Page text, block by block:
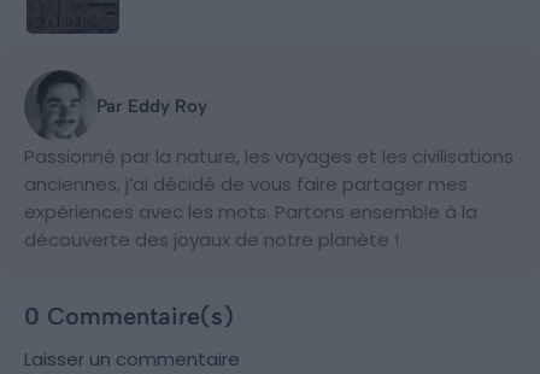
Par Eddy Roy
Passionné par la nature, les voyages et les civilisations
anciennes, j’ai décidé de vous faire partager mes
expériences avec les mots. Partons ensemble à la
découverte des joyaux de notre planète !
0 Commentaire(s)
Laisser un commentaire